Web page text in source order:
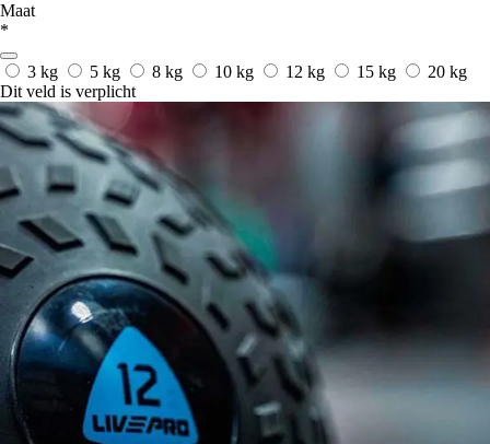
Maat
*
3 kg 5 kg 8 kg 10 kg 12 kg 15 kg
20 kg
Dit veld is verplicht